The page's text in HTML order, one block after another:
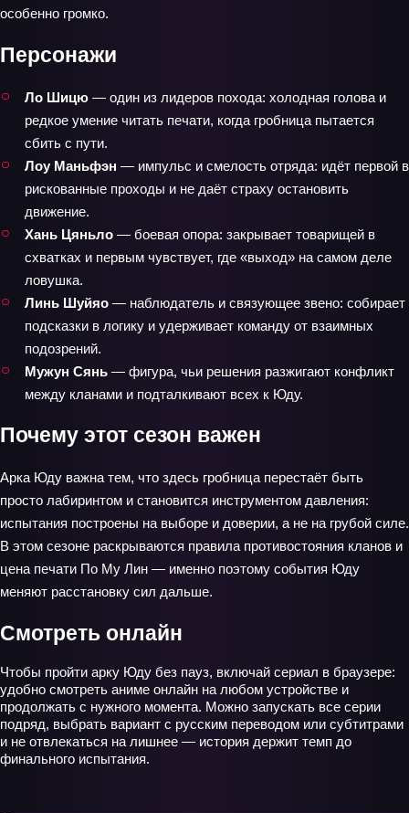
особенно громко.
Персонажи
Ло Шицю — один из лидеров похода: холодная голова и
редкое умение читать печати, когда гробница пытается
сбить с пути.
Лоу Маньфэн — импульс и смелость отряда: идёт первой в
рискованные проходы и не даёт страху остановить
движение.
Хань Цяньло — боевая опора: закрывает товарищей в
схватках и первым чувствует, где «выход» на самом деле
ловушка.
Линь Шуйяо — наблюдатель и связующее звено: собирает
подсказки в логику и удерживает команду от взаимных
подозрений.
Мужун Сянь — фигура, чьи решения разжигают конфликт
между кланами и подталкивают всех к Юду.
Почему этот сезон важен
Арка Юду важна тем, что здесь гробница перестаёт быть
просто лабиринтом и становится инструментом давления:
испытания построены на выборе и доверии, а не на грубой силе.
В этом сезоне раскрываются правила противостояния кланов и
цена печати По Му Лин — именно поэтому события Юду
меняют расстановку сил дальше.
Смотреть онлайн
Чтобы пройти арку Юду без пауз, включай сериал в браузере:
удобно смотреть аниме онлайн на любом устройстве и
продолжать с нужного момента. Можно запускать все серии
подряд, выбрать вариант с русским переводом или субтитрами
и не отвлекаться на лишнее — история держит темп до
финального испытания.